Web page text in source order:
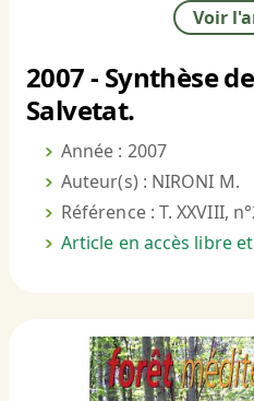
Voir
2007 - Synthèse
Salvetat.
Année : 2007
Auteur(s) : NIRONI M.
Référence : T. XXVIII,
Article en accès libre